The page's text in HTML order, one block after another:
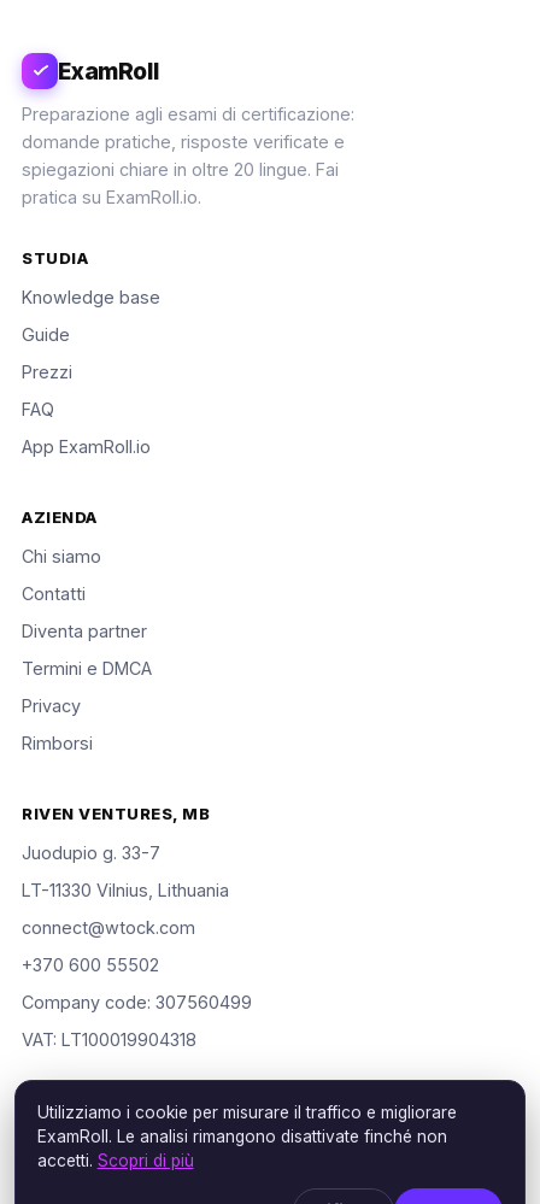
ExamRoll
Preparazione agli esami di certificazione:
domande pratiche, risposte verificate e
spiegazioni chiare in oltre 20 lingue. Fai
pratica su ExamRoll.io.
STUDIA
Knowledge base
Guide
Prezzi
FAQ
App ExamRoll.io
AZIENDA
Chi siamo
Contatti
Diventa partner
Termini e DMCA
Privacy
Rimborsi
RIVEN VENTURES, MB
Juodupio g. 33-7
LT-11330 Vilnius, Lithuania
connect@wtock.com
+370 600 55502
Company code: 307560499
VAT: LT100019904318
© 2016–2026 Riven Ventures, MB. Tutti i diritti riservati. ExamRoll
is an independent study aid, not affiliated with or endorsed by
the certification vendors named; rights holders may request
Utilizziamo i cookie per misurare il traffico e migliorare
ExamRoll. Le analisi rimangono disattivate finché non
accetti. Scopri di più